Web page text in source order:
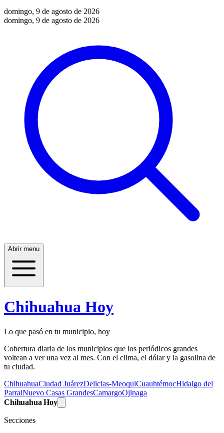
domingo, 9 de agosto de 2026
domingo, 9 de agosto de 2026
Abrir menu
Chihuahua Hoy
Lo que pasó en tu municipio, hoy
Cobertura diaria de los municipios que los periódicos grandes
voltean a ver una vez al mes. Con el clima, el dólar y la gasolina de
tu ciudad.
ChihuahuaCiudad JuárezDelicias-MeoquiCuauhtémocHidalgo del
ParralNuevo Casas GrandesCamargoOjinaga
Chihuahua Hoy
Secciones